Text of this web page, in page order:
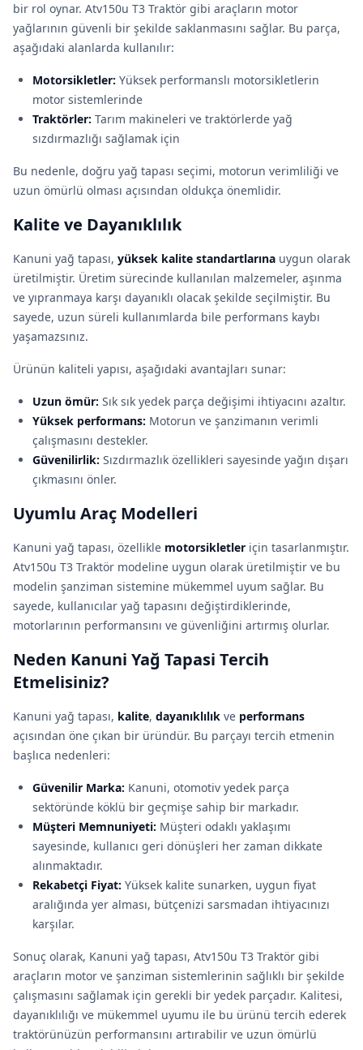
bir rol oynar. Atv150u T3 Traktör gibi araçların motor
yağlarının güvenli bir şekilde saklanmasını sağlar. Bu parça,
aşağıdaki alanlarda kullanılır:
Motorsikletler: Yüksek performanslı motorsikletlerin
motor sistemlerinde
Traktörler: Tarım makineleri ve traktörlerde yağ
sızdırmazlığı sağlamak için
Bu nedenle, doğru yağ tapası seçimi, motorun verimliliği ve
uzun ömürlü olması açısından oldukça önemlidir.
Kalite ve Dayanıklılık
Kanuni yağ tapası, yüksek kalite standartlarına uygun olarak
üretilmiştir. Üretim sürecinde kullanılan malzemeler, aşınma
ve yıpranmaya karşı dayanıklı olacak şekilde seçilmiştir. Bu
sayede, uzun süreli kullanımlarda bile performans kaybı
yaşamazsınız.
Ürünün kaliteli yapısı, aşağıdaki avantajları sunar:
Uzun ömür: Sık sık yedek parça değişimi ihtiyacını azaltır.
Yüksek performans: Motorun ve şanzimanın verimli
çalışmasını destekler.
Güvenilirlik: Sızdırmazlık özellikleri sayesinde yağın dışarı
çıkmasını önler.
Uyumlu Araç Modelleri
Kanuni yağ tapası, özellikle motorsikletler için tasarlanmıştır.
Atv150u T3 Traktör modeline uygun olarak üretilmiştir ve bu
modelin şanziman sistemine mükemmel uyum sağlar. Bu
sayede, kullanıcılar yağ tapasını değiştirdiklerinde,
motorlarının performansını ve güvenliğini artırmış olurlar.
Neden Kanuni Yağ Tapasi Tercih
Etmelisiniz?
Kanuni yağ tapası, kalite, dayanıklılık ve performans
açısından öne çıkan bir üründür. Bu parçayı tercih etmenin
başlıca nedenleri:
Güvenilir Marka: Kanuni, otomotiv yedek parça
sektöründe köklü bir geçmişe sahip bir markadır.
Müşteri Memnuniyeti: Müşteri odaklı yaklaşımı
sayesinde, kullanıcı geri dönüşleri her zaman dikkate
alınmaktadır.
Rekabetçi Fiyat: Yüksek kalite sunarken, uygun fiyat
aralığında yer alması, bütçenizi sarsmadan ihtiyacınızı
karşılar.
Sonuç olarak, Kanuni yağ tapası, Atv150u T3 Traktör gibi
araçların motor ve şanziman sistemlerinin sağlıklı bir şekilde
çalışmasını sağlamak için gerekli bir yedek parçadır. Kalitesi,
dayanıklılığı ve mükemmel uyumu ile bu ürünü tercih ederek
traktörünüzün performansını artırabilir ve uzun ömürlü